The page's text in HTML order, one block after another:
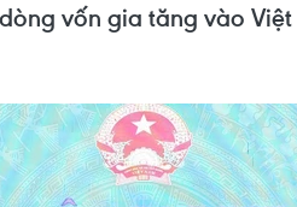
vốn gia tăng vào